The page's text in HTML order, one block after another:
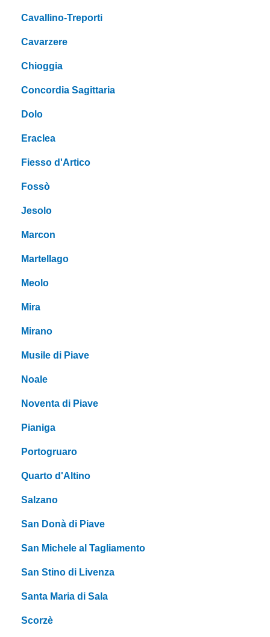
Cavallino-Treporti
Cavarzere
Chioggia
Concordia Sagittaria
Dolo
Eraclea
Fiesso d'Artico
Fossò
Jesolo
Marcon
Martellago
Meolo
Mira
Mirano
Musile di Piave
Noale
Noventa di Piave
Pianiga
Portogruaro
Quarto d'Altino
Salzano
San Donà di Piave
San Michele al Tagliamento
San Stino di Livenza
Santa Maria di Sala
Scorzè